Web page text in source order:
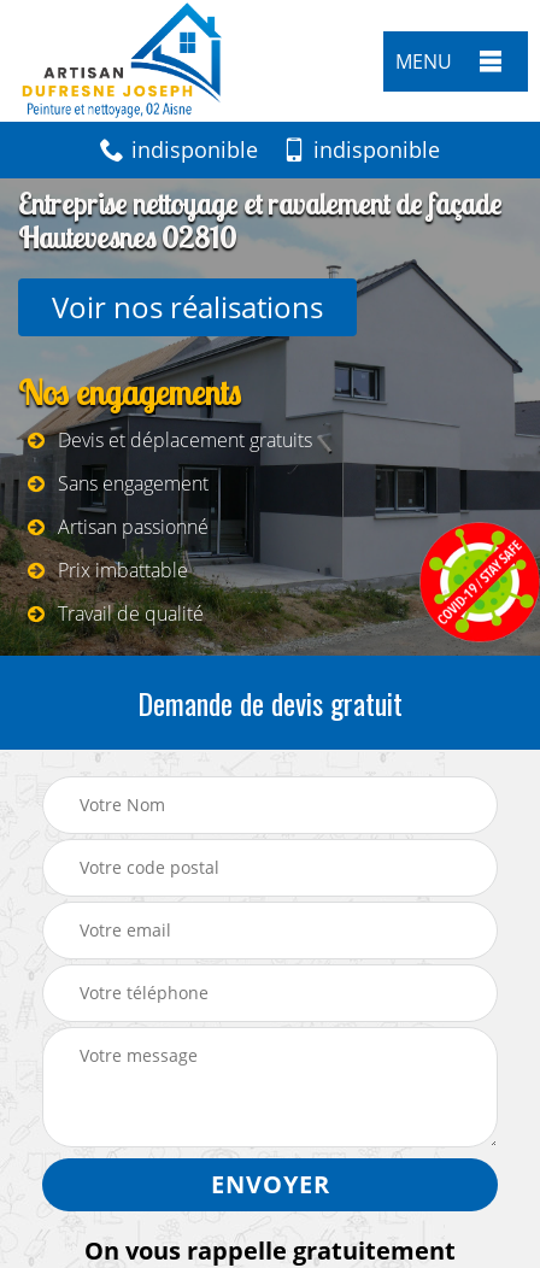
MENU
indisponible indisponible
Entreprise nettoyage et ravalement de façade
Hautevesnes 02810
Voir nos réalisations
Nos engagements
Devis et déplacement gratuits
Sans engagement
Artisan passionné
Prix imbattable
Travail de qualité
Demande de devis gratuit
On vous rappelle gratuitement